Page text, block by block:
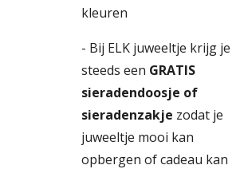
kleuren
- Bij ELK juweeltje krijg je
steeds een GRATIS
sieradendoosje of
sieradenzakje zodat je
juweeltje mooi kan
opbergen of cadeau kan